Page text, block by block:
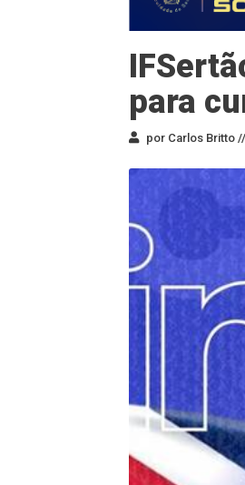
para
por Carlos Britto //